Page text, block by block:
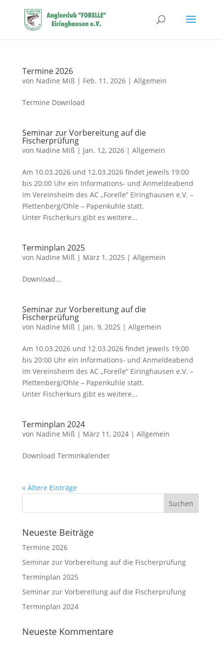
Termine 2026
von Nadine Miß | Feb. 11, 2026| Allgemein
Termine Download
Seminar zur Vorbereitung auf die
Fischerprüfung
von Nadine Miß | Jan. 12, 2026| Allgemein
Am 10.03.2026 und 12.03.2026 findet jeweils 19:00
bis 20:00 Uhr ein Informations- und Anmeldeabend
im Vereinsheim des AC „Forelle“ Eiringhausen e.V. –
Plettenberg/Ohle – Papenkuhle statt.
Unter Fischerkurs gibt es weitere...
Terminplan 2025
von Nadine Miß | März 1, 2025 | Allgemein
Download...
Seminar zur Vorbereitung auf die
Fischerprüfung
von Nadine Miß | Jan. 9, 2025 | Allgemein
Am 10.03.2026 und 12.03.2026 findet jeweils 19:00
bis 20:00 Uhr ein Informations- und Anmeldeabend
im Vereinsheim des AC „Forelle“ Eiringhausen e.V. –
Plettenberg/Ohle – Papenkuhle statt.
Unter Fischerkurs gibt es weitere...
Terminplan 2024
von Nadine Miß | März 11, 2024| Allgemein
Download Terminkalender
« Ältere Einträge
Neueste Beiträge
Termine 2026
Seminar zur Vorbereitung auf die Fischerprüfung
Terminplan 2025
Seminar zur Vorbereitung auf die Fischerprüfung
Terminplan 2024
Neueste Kommentare